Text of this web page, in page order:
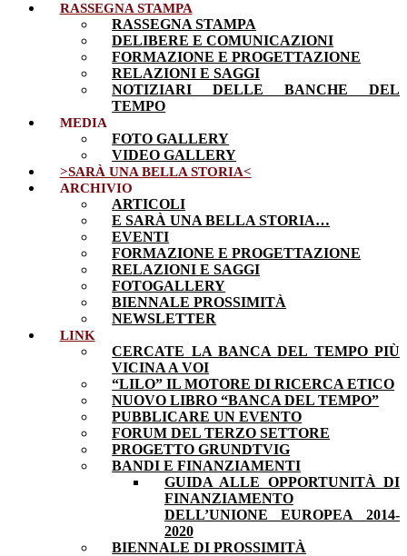
RASSEGNA STAMPA
RASSEGNA STAMPA
DELIBERE E COMUNICAZIONI
FORMAZIONE E PROGETTAZIONE
RELAZIONI E SAGGI
NOTIZIARI DELLE BANCHE DEL
TEMPO
MEDIA
FOTO GALLERY
VIDEO GALLERY
>SARÀ UNA BELLA STORIA<
ARCHIVIO
ARTICOLI
E SARÀ UNA BELLA STORIA…
EVENTI
FORMAZIONE E PROGETTAZIONE
RELAZIONI E SAGGI
FOTOGALLERY
BIENNALE PROSSIMITÀ
NEWSLETTER
LINK
CERCATE LA BANCA DEL TEMPO PIÙ
VICINA A VOI
“LILO” IL MOTORE DI RICERCA ETICO
NUOVO LIBRO “BANCA DEL TEMPO”
PUBBLICARE UN EVENTO
FORUM DEL TERZO SETTORE
PROGETTO GRUNDTVIG
BANDI E FINANZIAMENTI
GUIDA ALLE OPPORTUNITÀ DI
FINANZIAMENTO
DELL’UNIONE EUROPEA 2014-
2020
BIENNALE DI PROSSIMITÀ